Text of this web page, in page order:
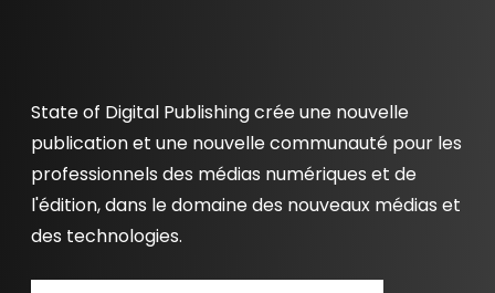
State of Digital Publishing crée une nouvelle
publication et une nouvelle communauté pour les
professionnels des médias numériques et de
l'édition, dans le domaine des nouveaux médias et
des technologies.